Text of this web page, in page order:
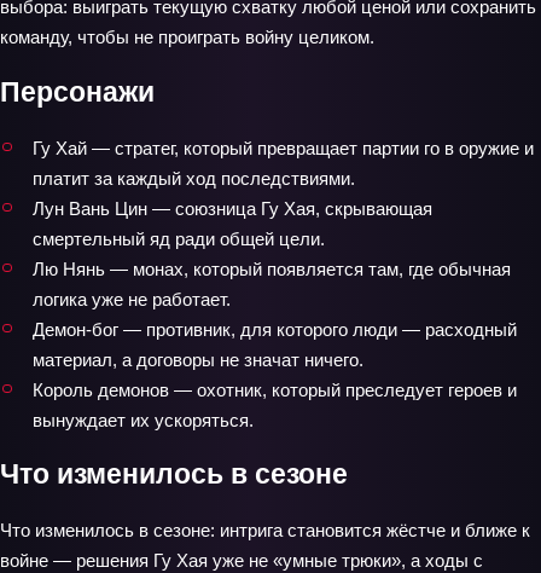
выбора: выиграть текущую схватку любой ценой или сохранить
команду, чтобы не проиграть войну целиком.
Персонажи
Гу Хай — стратег, который превращает партии го в оружие и
платит за каждый ход последствиями.
Лун Вань Цин — союзница Гу Хая, скрывающая
смертельный яд ради общей цели.
Лю Нянь — монах, который появляется там, где обычная
логика уже не работает.
Демон-бог — противник, для которого люди — расходный
материал, а договоры не значат ничего.
Король демонов — охотник, который преследует героев и
вынуждает их ускоряться.
Что изменилось в сезоне
Что изменилось в сезоне: интрига становится жёстче и ближе к
войне — решения Гу Хая уже не «умные трюки», а ходы с